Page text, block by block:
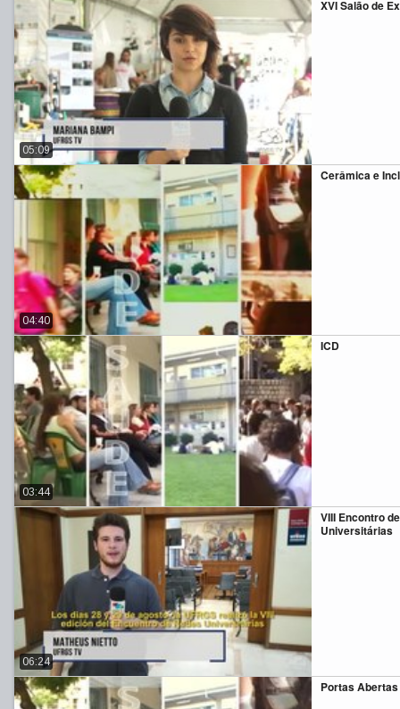
XVI Salão de
05:09
Cerâmica e
04:40
ICD
03:44
VIII Encontro
Universitárias
06:24
Portas